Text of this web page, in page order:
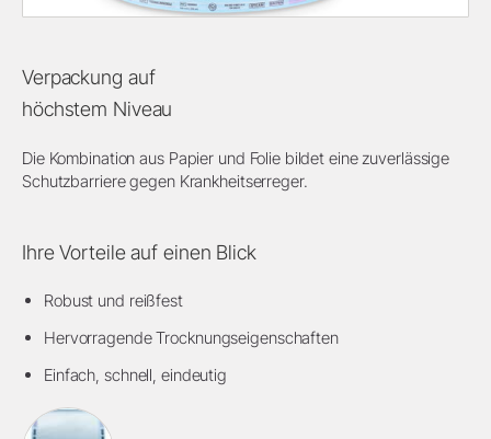
Verpackung auf
höchstem Niveau
Die Kombination aus Papier und Folie bildet eine zuverlässige
Schutzbarriere gegen Krankheitserreger.
Ihre Vorteile auf einen Blick
Robust und reißfest
Hervorragende Trocknungseigenschaften
Einfach, schnell, eindeutig